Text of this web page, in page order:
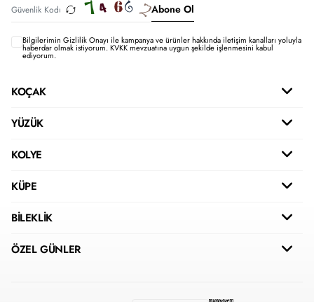
Abone Ol
Bilgilerimin Gizlilik Onayı ile kampanya ve ürünler hakkında iletişim kanalları yoluyla
haberdar olmak istiyorum.KVKK mevzuatına uygun şekilde işlenmesini kabul
ediyorum.
KOÇAK
YÜZÜK
KOLYE
KÜPE
BİLEKLİK
ÖZEL GÜNLER